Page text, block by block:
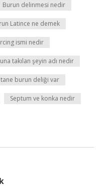
Burun delinmesi nedir
Latince ne demek
ismi nedir
takılan şeyin adı nedir
burun deliği var
Septum ve konka nedir